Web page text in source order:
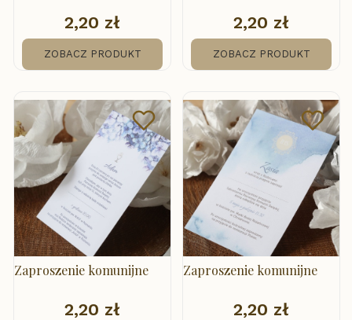
Cena
2,20 zł
ZOBACZ PRODUKT
Cena
2,20 zł
ZOBACZ PRODUKT
Zaproszenie komunijne
Cena
2,20 zł
Zaproszenie komunijne
Cena
2,20 zł